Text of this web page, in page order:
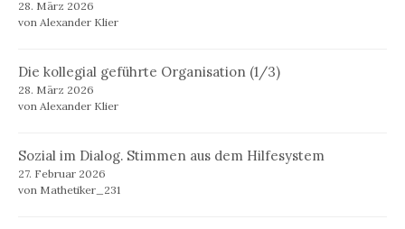
28. März 2026
von Alexander Klier
Die kollegial geführte Organisation (1/3)
28. März 2026
von Alexander Klier
Sozial im Dialog. Stimmen aus dem Hilfesystem
27. Februar 2026
von Mathetiker_231